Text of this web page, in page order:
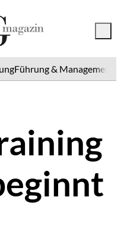
Führung & Management